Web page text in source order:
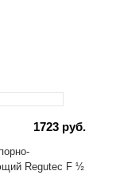
1723 руб.
Regutec F ½